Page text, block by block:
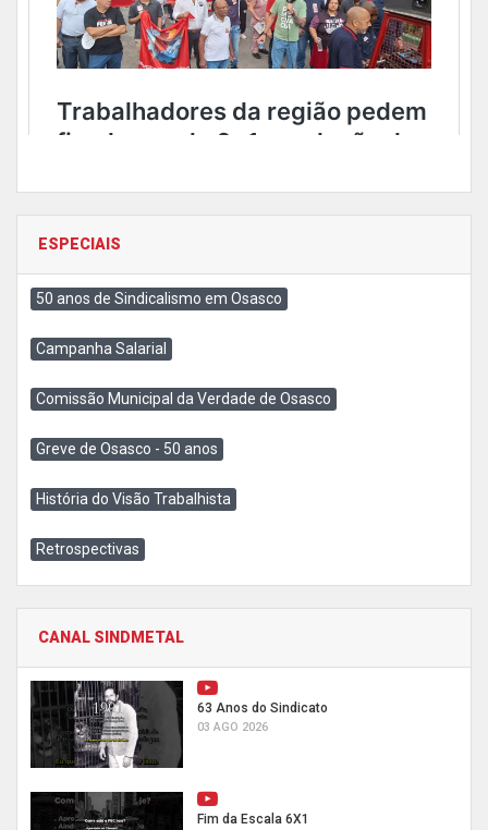
ESPECIAIS
50 anos de Sindicalismo em Osasco
Campanha Salarial
Comissão Municipal da Verdade de Osasco
Greve de Osasco - 50 anos
História do Visão Trabalhista
Retrospectivas
CANAL SINDMETAL
63 Anos do Sindicato
03 AGO 2026
Fim da Escala 6X1